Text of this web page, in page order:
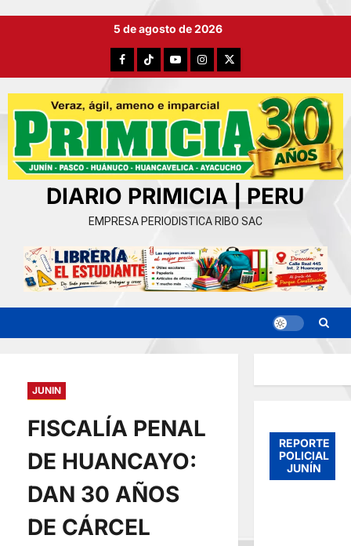
5 de agosto de 2026
FacebookTikTokYouTubeInstagram
X
DIARIO PRIMICIA | PERU
EMPRESA PERIODISTICA RIBO SAC
JUNIN
FISCALÍA PENAL
DE HUANCAYO:
DAN 30 AÑOS
DE CÁRCEL
REPORTE
POLICIAL
JUNÍN